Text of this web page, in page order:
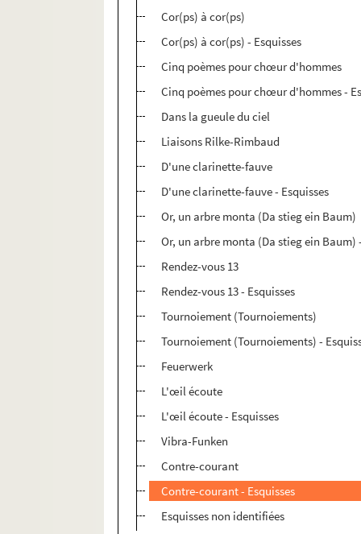
Cor(ps) à cor(ps)
Cor(ps) à cor(ps) - Esquisses
Cinq poèmes pour chœur d'hommes
Cinq poèmes pour chœur d'hommes -
Dans la gueule du ciel
Liaisons Rilke-Rimbaud
D'une clarinette-fauve
D'une clarinette-fauve - Esquisses
Or, un arbre monta (Da stieg ein Baum)
Or, un arbre monta (Da stieg ein Baum)
Rendez-vous 13
Rendez-vous 13 - Esquisses
Tournoiement (Tournoiements)
Tournoiement (Tournoiements) -
Feuerwerk
L'œil écoute
L'œil écoute - Esquisses
Vibra-Funken
Contre-courant
Contre-courant - Esquisses
Esquisses non identifiées